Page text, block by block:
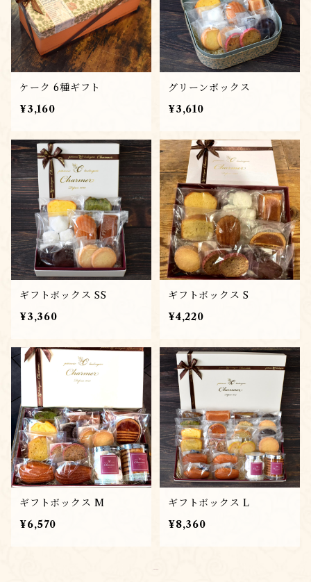
ケーク 6種ギフト
¥3,160
グリーンボックス
¥3,610
ギフトボックス SS
¥3,360
ギフトボックス S
¥4,220
ギフトボックス M
¥6,570
ギフトボックス L
¥8,360